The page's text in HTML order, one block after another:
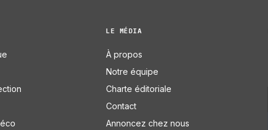
LE MÉDIA
À propos
Notre équipe
Charte éditoriale
Contact
Annoncez chez nous